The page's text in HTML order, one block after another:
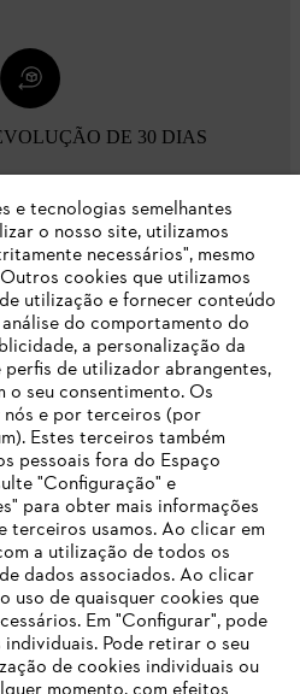
DE 30 DIAS
pagamento
NÃO SUPORTA
ainda não suportamos. Para
site, recomendamos que altere
e tecnologias semelhantes
o nosso site, utilizamos
necessários", mesmo
cookies que utilizamos
utilização e fornecer conteúdo
do comportamento do
a personalização da
de utilizador abrangentes,
o seu consentimento. Os
e por terceiros (por
Estes terceiros também
pessoais fora do Espaço
"Configuração" e
para obter mais informações
terceiros usamos. Ao clicar em
a utilização de todos os
dados associados. Ao clicar
uso de quaisquer cookies que
Em "Configurar", pode
Pode retirar o seu
de cookies individuais ou